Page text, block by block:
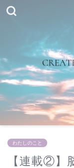
わたしのこと
【連載②】